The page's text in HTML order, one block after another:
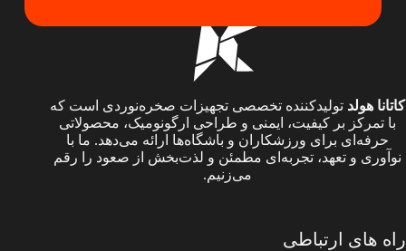
کاتانا هولد تولیدکننده تخصصی تجهیزات صخره‌نوردی است که
با تمرکز بر کیفیت، ایمنی و طراحی ارگونومیک، محصولاتی
حرفه‌ای برای ورزشکاران و باشگاه‌ها ارائه می‌دهد. ما با
نوآوری و تعهد، تجربه‌ای مطمئن و لذت‌بخش از صعود را رقم
می‌زنیم.
راه های ارتباطی